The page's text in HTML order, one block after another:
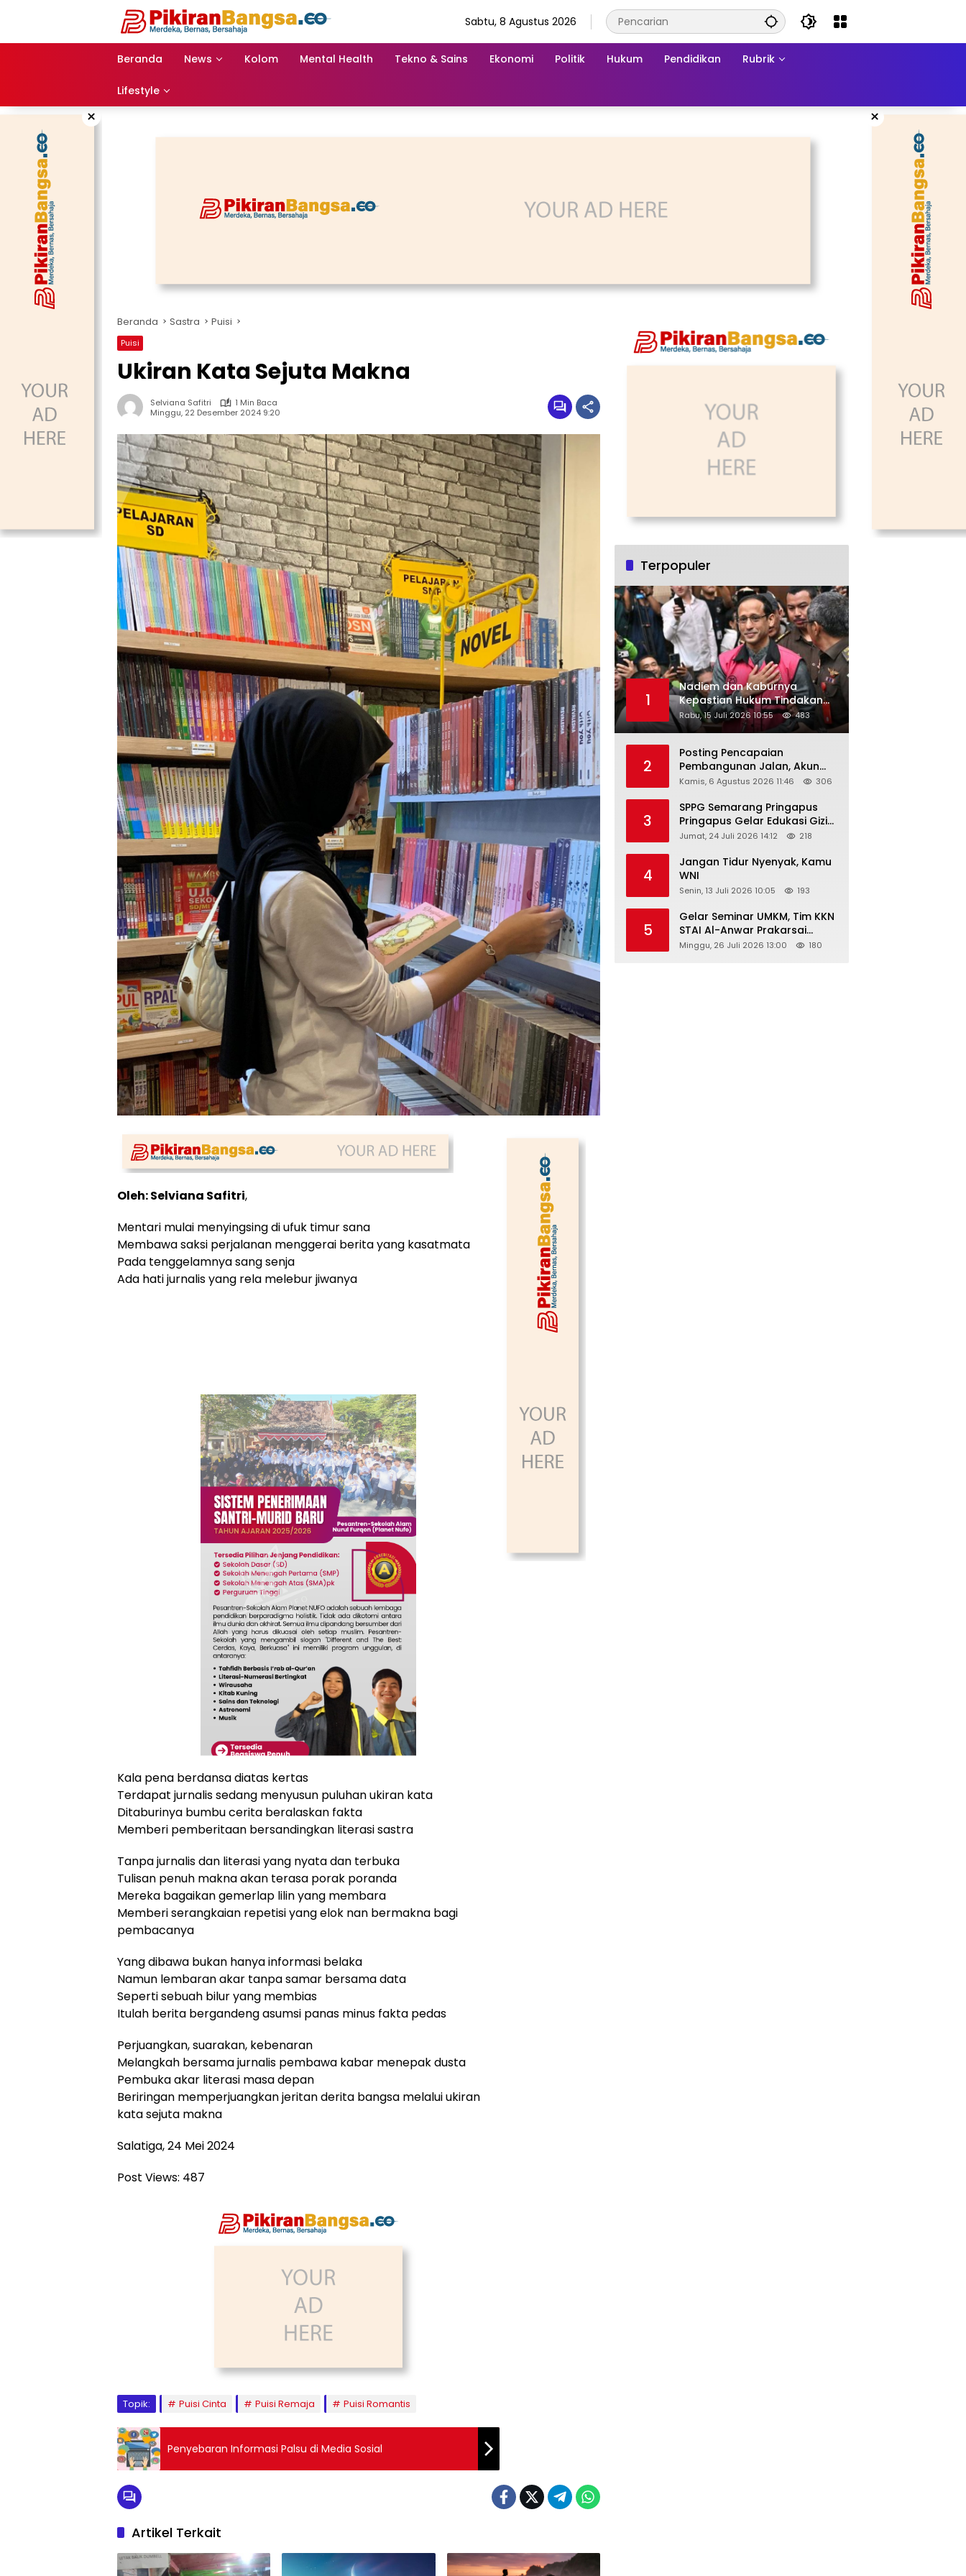
Sabtu, 8 Agustus 2026
Beranda News Kolom Mental Health Tekno & Sains Ekonomi Politik Hukum Pendidikan Rubrik
Lifestyle
× ×
Beranda Sastra Puisi
Puisi
Ukiran Kata Sejuta Makna
Selviana Safitri
1 Min Baca
Minggu, 22 Desember 2024 9:20
Oleh: Selviana Safitri,
Mentari mulai menyingsing di ufuk timur sana
Membawa saksi perjalanan menggerai berita yang kasatmata
Pada tenggelamnya sang senja
Ada hati jurnalis yang rela melebur jiwanya
Kala pena berdansa diatas kertas
Terdapat jurnalis sedang menyusun puluhan ukiran kata
Ditaburinya bumbu cerita beralaskan fakta
Memberi pemberitaan bersandingkan literasi sastra
Tanpa jurnalis dan literasi yang nyata dan terbuka
Tulisan penuh makna akan terasa porak poranda
Mereka bagaikan gemerlap lilin yang membara
Memberi serangkaian repetisi yang elok nan bermakna bagi
pembacanya
Yang dibawa bukan hanya informasi belaka
Namun lembaran akar tanpa samar bersama data
Seperti sebuah bilur yang membias
Itulah berita bergandeng asumsi panas minus fakta pedas
Perjuangkan, suarakan, kebenaran
Melangkah bersama jurnalis pembawa kabar menepak dusta
Pembuka akar literasi masa depan
Beriringan memperjuangkan jeritan derita bangsa melalui ukiran
kata sejuta makna
Salatiga, 24 Mei 2024
Post Views: 487
Topik: Puisi Cinta Puisi Remaja Puisi Romantis
Penyebaran Informasi Palsu di Media Sosial
Artikel Terkait
Terpopuler
1
Nadiem dan Kaburnya
Kepastian Hukum Tindakan
Pejabat Publik
Rabu, 15 Juli 2026 10:55 483
2
Posting Pencapaian
Pembangunan Jalan, Akun
Facebook Pemerintah
“Dirujak” Warganet
Kamis, 6 Agustus 2026 11:46 306
3
SPPG Semarang Pringapus
Pringapus Gelar Edukasi Gizi
di PAUD Bina Balita Peringati
Jumat, 24 Juli 2026 14:12 218
4
Jangan Tidur Nyenyak, Kamu
WNI
Senin, 13 Juli 2026 10:05 193
5
Gelar Seminar UMKM, Tim KKN
STAI Al-Anwar Prakarsai
Usaha Tepung Maizena di
Minggu, 26 Juli 2026 13:00 180